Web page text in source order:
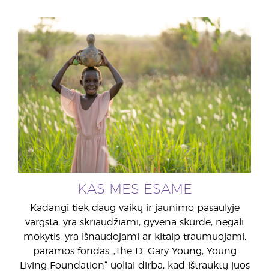
KAS MES ESAME
Kadangi tiek daug vaikų ir jaunimo pasaulyje
vargsta, yra skriaudžiami, gyvena skurde, negali
mokytis, yra išnaudojami ar kitaip traumuojami,
paramos fondas „The D. Gary Young, Young
Living Foundation“ uoliai dirba, kad ištrauktų juos